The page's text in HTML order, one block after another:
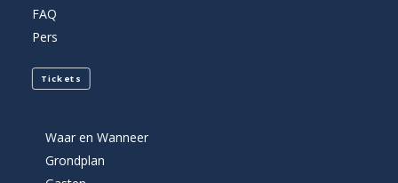
FAQ
Pers
Tickets
Waar en Wanneer
Grondplan